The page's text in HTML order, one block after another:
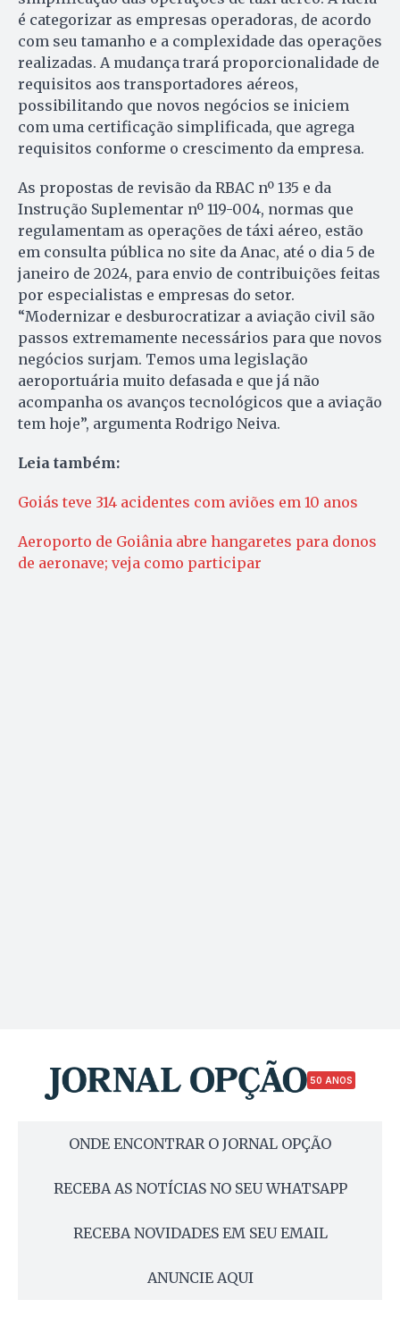
é categorizar as empresas operadoras, de acordo
com seu tamanho e a complexidade das operações
realizadas. A mudança trará proporcionalidade de
requisitos aos transportadores aéreos,
possibilitando que novos negócios se iniciem
com uma certificação simplificada, que agrega
requisitos conforme o crescimento da empresa.
As propostas de revisão da RBAC nº 135 e da
Instrução Suplementar nº 119-004, normas que
regulamentam as operações de táxi aéreo, estão
em consulta pública no site da Anac, até o dia 5 de
janeiro de 2024, para envio de contribuições feitas
por especialistas e empresas do setor.
“Modernizar e desburocratizar a aviação civil são
passos extremamente necessários para que novos
negócios surjam. Temos uma legislação
aeroportuária muito defasada e que já não
acompanha os avanços tecnológicos que a aviação
tem hoje”, argumenta Rodrigo Neiva.
Leia também:
Goiás teve 314 acidentes com aviões em 10 anos
Aeroporto de Goiânia abre hangaretes para donos
de aeronave; veja como participar
50 ANOS
ONDE ENCONTRAR O JORNAL OPÇÃO
RECEBA AS NOTÍCIAS NO SEU WHATSAPP
RECEBA NOVIDADES EM SEU EMAIL
ANUNCIE AQUI